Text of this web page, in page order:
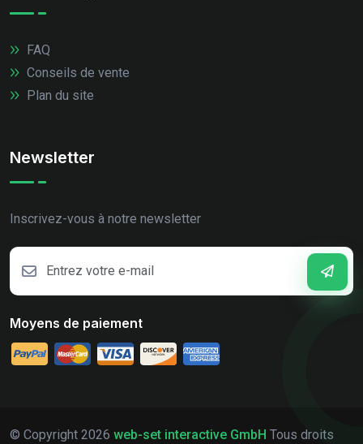
FAQ
Conseils de vente
Plan du site
Newsletter
Inscrivez-vous à notre newsletter
Moyens de paiement
© Copyright 2026 web-set interactive GmbH Tous droits